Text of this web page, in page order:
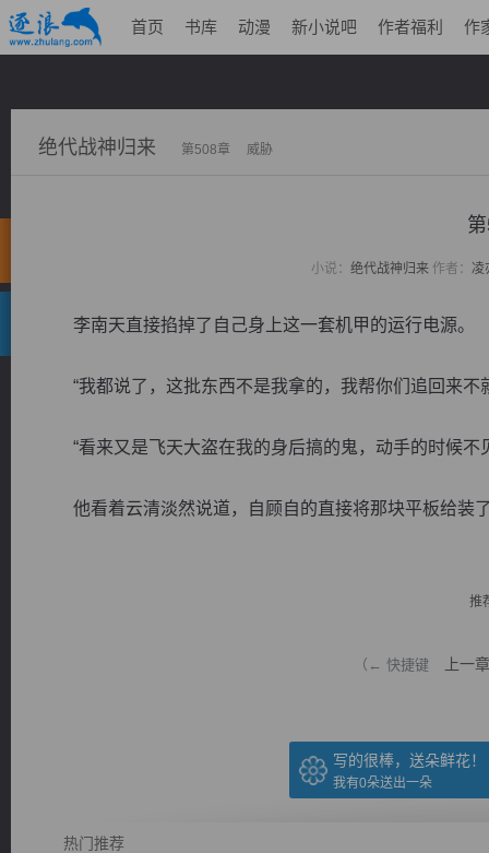
首页 书库 动漫 新小说吧 作者福利 作
绝代战神归来 第508章 威胁
小说： 绝代战神归来作者： 凌
李南天直接掐掉了自己身上这一套机甲的运行电源。
“我都说了，这批东西不是我拿的，我帮你们追回来不
“看来又是飞天大盗在我的身后搞的鬼，动手的时候不
他看着云清淡然说道，自顾自的直接将那块平板给装
推
（← 快捷键 上一章
写的很棒，送朵鲜花！
我有0朵送出一朵
热门推荐